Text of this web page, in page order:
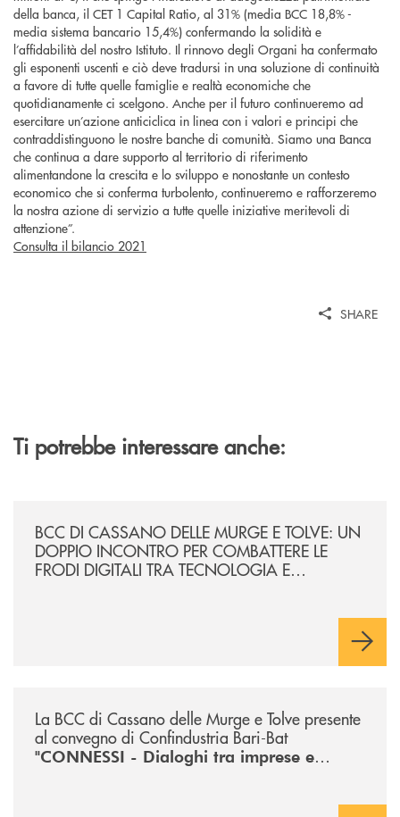
della banca, il CET 1 Capital Ratio, al 31% (media BCC 18,8% -
media sistema bancario 15,4%) confermando la solidità e
l’affidabilità del nostro Istituto. Il rinnovo degli Organi ha confermato
gli esponenti uscenti e ciò deve tradursi in una soluzione di continuità
a favore di tutte quelle famiglie e realtà economiche che
quotidianamente ci scelgono. Anche per il futuro continueremo ad
esercitare un’azione anticiclica in linea con i valori e principi che
contraddistinguono le nostre banche di comunità. Siamo una Banca
che continua a dare supporto al territorio di riferimento
alimentandone la crescita e lo sviluppo e nonostante un contesto
economico che si conferma turbolento, continueremo e rafforzeremo
la nostra azione di servizio a tutte quelle iniziative meritevoli di
attenzione”.
Consulta il bilancio 2021
SHARE
Ti potrebbe interessare anche:
BCC DI CASSANO DELLE MURGE E TOLVE: UN
DOPPIO INCONTRO PER COMBATTERE LE
FRODI DIGITALI TRA TECNOLOGIA E
La BCC di Cassano delle Murge e Tolve presente
al convegno di Confindustria Bari-Bat
"CONNESSI - Dialoghi tra imprese e